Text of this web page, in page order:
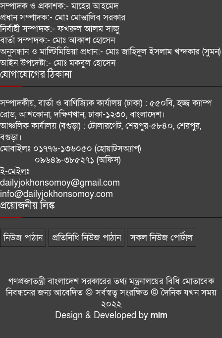
বিরুদ্ধে কঠোর ব্যবস্থা নেবে ডিএনসিসি
বাংলাদেশের সঙ্গে নতুন করে সম্পর্ক
গড়ার পরামর্শ ভারতীয় সংসদীয় কমিটির
সাফ চ্যাম্পিয়নশিপের ড্র: প্রতিপক্ষ
হিসেবে ভুটান ও শ্রীলঙ্কা পেল বাংলাদেশ
সম্পাদক ও প্রকাশক:- মাহের আহমেদ
প্রধান সম্পাদক:- মোঃ মোত্তালিব সরকার
নির্বাহী সম্পাদক:- ফখরুল আলম সাজু
বার্তা সম্পাদক:- মোঃ আকাশ হোসেন
অনুসন্ধান ও মাল্টিমিডিয়া প্রধান:- মোঃ জাহিদুল ইসলাম খন্দকার (সুমন)
আইন উপদেষ্টা:- মোঃ মকবুল হোসেন
যোগাযোগের ঠিকানা
সম্পাদকীয়, বার্তা ও বাণিজ্যিক কার্যালয় (ঢাকা) : ৫৫০বি, হজ্জ ক্যাম্প
রোড, আশকোনা, দক্ষিণখান, ঢাকা-১২৩০, বাংলাদেশ।
আঞ্চলিক কার্যালয় (বগুড়া) : টোলারগেট, শেরপুর-৫৮৪০, শেরপুর,
বগুড়া।
মোবাইলঃ ০১৭৭৬-১৩৬০৫০ (হোয়াটসঅ্যাপ)
০৯৬৪৯-৩৮৫২৭১ (অফিস)
ই-মেইলঃ
dailyjokhonsomoy@gmail.com
info@dailyjokhonsomoy.com
প্রয়োজনীয় লিঙ্ক
নিউজ পাঠান প্রতিনিধি নিউজ পাঠান সকল নিউজ পোর্টাল
গণপ্রজাতন্ত্রী বাংলাদেশ সরকারের তথ্য মন্ত্রনালয়ের বিধি মোতাবেক
নিবন্ধনের জন্য আবেদিত © সর্বস্বত্ব সংরক্ষিত © দৈনিক যখন সময়
২০২২
Design & Developed by mim